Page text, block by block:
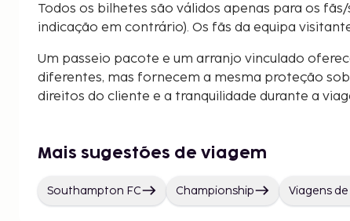
Todos os bilhetes são válidos apenas para os
indicação em contrário). Os fãs da equipa
Um passeio pacote e um arranjo vinculado
diferentes, mas fornecem a mesma proteção
direitos do cliente e a tranquilidade durante a
Mais sugestões de viagem
Southampton FC Championship Viagens